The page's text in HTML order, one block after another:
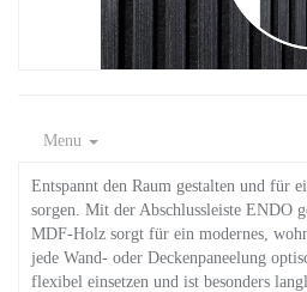
Menu
Entspannt den Raum gestalten und für
sorgen. Mit der Abschlussleiste ENDO
MDF-Holz sorgt für ein modernes,
jede Wand- oder Deckenpaneelung
flexibel einsetzen und ist besonders